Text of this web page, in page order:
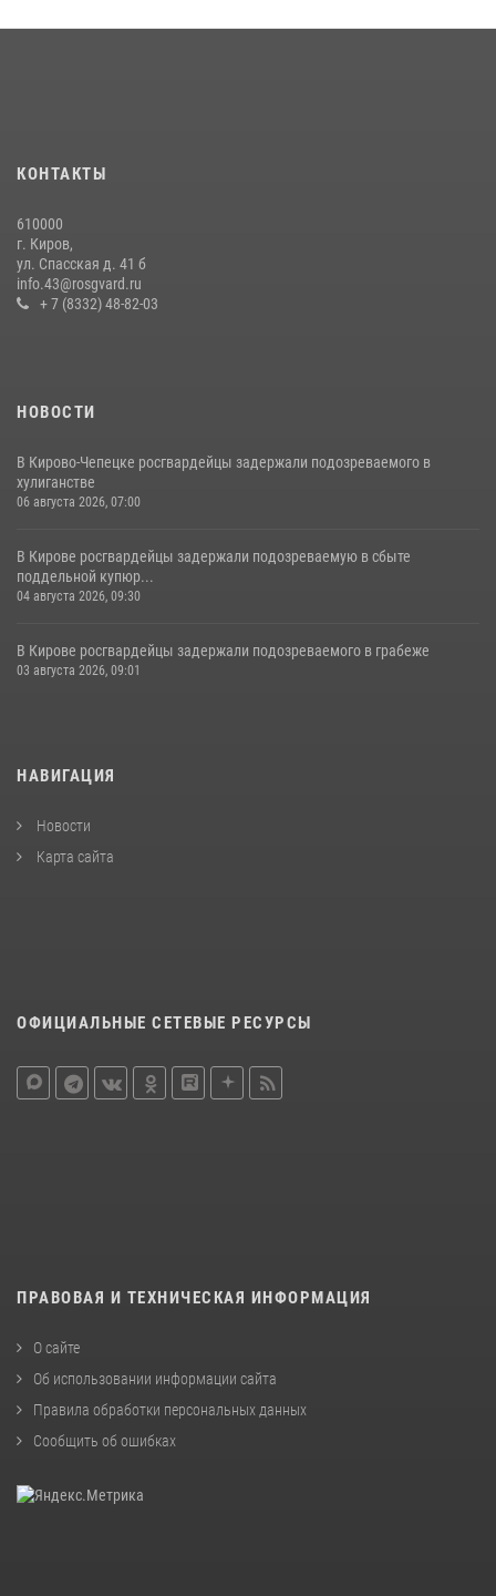
В Кирове и Кирово-Чепецке росгвардейцы задержали
подозреваемых в хулиганстве
19 июля 2026, 07:00
КОНТАКТЫ
610000
г. Киров,
ул. Спасская д. 41 б
info.43@rosgvard.ru
+ 7 (8332) 48-82-03
НОВОСТИ
В Кирово-Чепецке росгвардейцы задержали подозреваемого в
хулиганстве
06 августа 2026, 07:00
В Кирове росгвардейцы задержали подозреваемую в сбыте
поддельной купюр...
04 августа 2026, 09:30
В Кирове росгвардейцы задержали подозреваемого в грабеже
03 августа 2026, 09:01
НАВИГАЦИЯ
Новости
Карта сайта
ОФИЦИАЛЬНЫЕ СЕТЕВЫЕ РЕСУРСЫ
ПРАВОВАЯ И ТЕХНИЧЕСКАЯ ИНФОРМАЦИЯ
О сайте
Об использовании информации сайта
Правила обработки персональных данных
Сообщить об ошибках